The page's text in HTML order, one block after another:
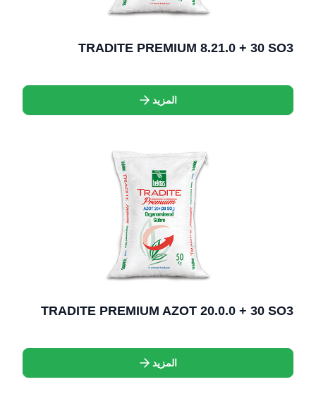
TRADITE PREMIUM 8.21.0 + 30 SO3
المزيد
TRADITE PREMIUM AZOT 20.0.0 + 30 SO3
المزيد